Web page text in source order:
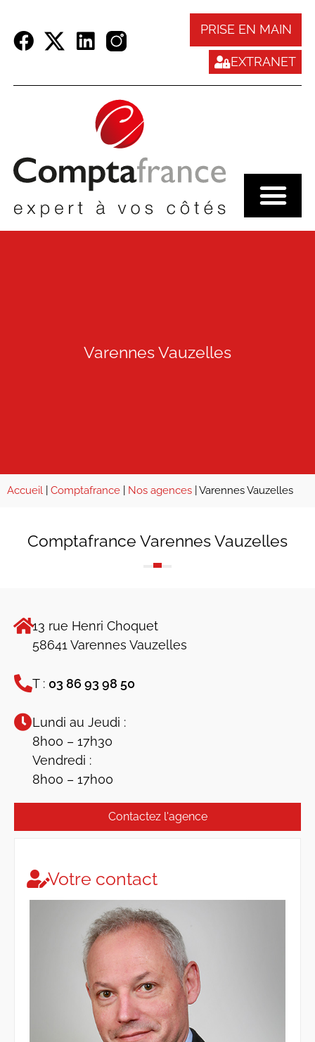
PRISE EN MAIN
EXTRANET
Varennes Vauzelles
Accueil Comptafrance Nos agences Varennes Vauzelles
Comptafrance Varennes Vauzelles
13 rue Henri Choquet
58641 Varennes Vauzelles
T : 03 86 93 98 50
Lundi au Jeudi :
8h00 – 17h30
Vendredi :
8h00 – 17h00
Contactez l'agence
Votre contact